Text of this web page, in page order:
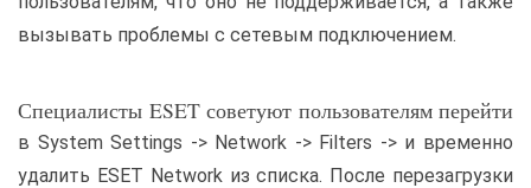
вызывать проблемы с сетевым подключением.
Специалисты ESET советуют пользователям перейти
в System Settings -> Network -> Filters -> и временно
удалить ESET Network из списка. После перезагрузки